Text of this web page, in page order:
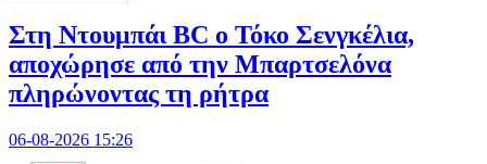
Στη Nτουμπάι BC ο Τόκο Σενγκέλια,
αποχώρησε από την Μπαρτσελόνα
πληρώνοντας τη ρήτρα
06-08-2026 15:26